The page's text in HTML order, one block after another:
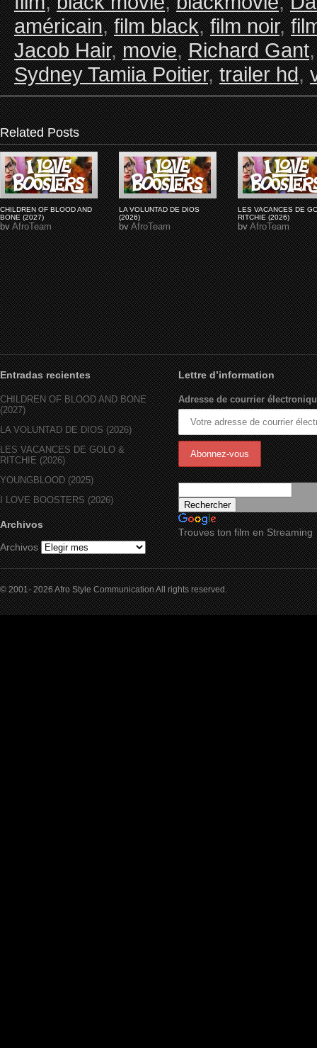
américain,film black,film noir,
Jacob Hair,movie,Richard Gant
Sydney Tamiia Poitier,trailer hd,
Related Posts
CHILDREN OF BLOOD AND
BONE (2027)
byAfroTeam
LA VOLUNTAD DE DIOS
(2026)
byAfroTeam
LES VACANCES DE
RITCHIE (2026)
byAfroTeam
Entradas recientes
CHILDREN OF BLOOD AND BONE
(2027)
LA VOLUNTAD DE DIOS (2026)
LES VACANCES DE GOLO &
RITCHIE (2026)
YOUNGBLOOD (2025)
I LOVE BOOSTERS (2026)
Archivos
Archivos
Lettre d’information
Adresse de courrier
Trouves ton film en Streaming
© 2001- 2026 Afro Style Communication All rights reserved.